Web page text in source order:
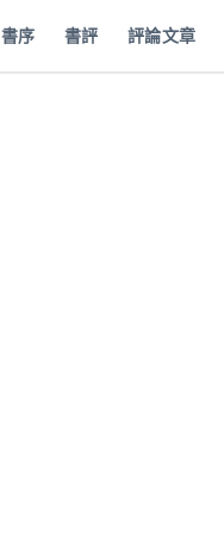
書序 書評 評論文章